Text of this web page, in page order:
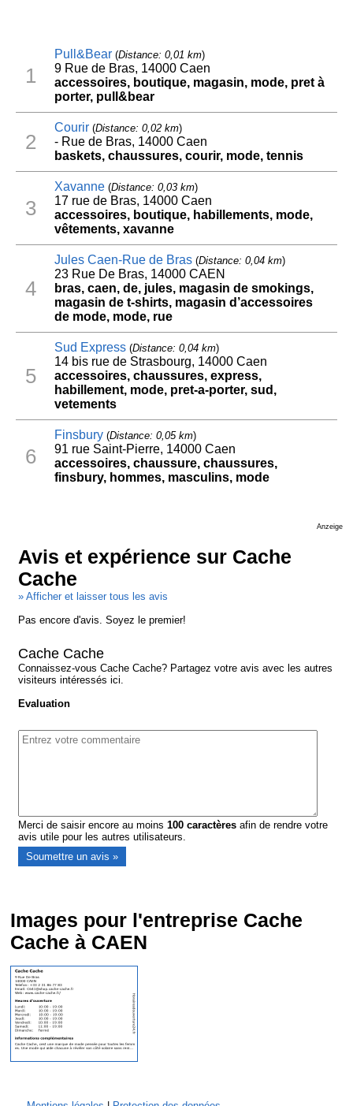
1
Pull&Bear(Distance: 0,01 km)
9 Rue de Bras, 14000 Caen
accessoires, boutique, magasin, mode, pret à
porter, pull&bear
2
Courir(Distance: 0,02 km)
- Rue de Bras, 14000 Caen
baskets, chaussures, courir, mode, tennis
3
Xavanne(Distance: 0,03 km)
17 rue de Bras, 14000 Caen
accessoires, boutique, habillements, mode,
vêtements, xavanne
4
Jules Caen-Rue de Bras(Distance: 0,04 km)
23 Rue De Bras, 14000 CAEN
bras, caen, de, jules, magasin de smokings,
magasin de t-shirts, magasin d’accessoires
de mode, mode, rue
5
Sud Express(Distance: 0,04 km)
14 bis rue de Strasbourg, 14000 Caen
accessoires, chaussures, express,
habillement, mode, pret-a-porter, sud,
vetements
6
Finsbury(Distance: 0,05 km)
91 rue Saint-Pierre, 14000 Caen
accessoires, chaussure, chaussures,
finsbury, hommes, masculins, mode
Anzeige
Avis et expérience sur Cache
Cache
» Afficher et laisser tous les avis
Pas encore d'avis. Soyez le premier!
Cache Cache
Connaissez-vous Cache Cache? Partagez votre avis avec les autres
visiteurs intéressés ici.
Evaluation
Merci de saisir encore au moins100 caractères afin de rendre votre
avis utile pour les autres utilisateurs.
Images pour l'entreprise Cache
Cache à CAEN